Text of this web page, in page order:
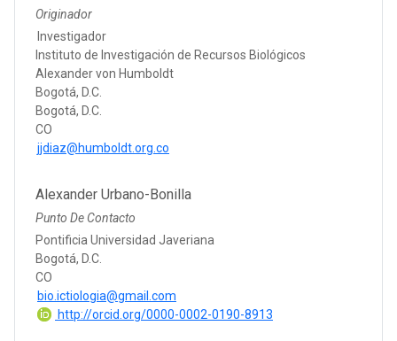
Originador
Investigador
Instituto de Investigación de Recursos Biológicos
Alexander von Humboldt
Bogotá, D.C.
Bogotá, D.C.
CO
jjdiaz@humboldt.org.co
Alexander Urbano-Bonilla
Punto De Contacto
Pontificia Universidad Javeriana
Bogotá, D.C.
CO
bio.ictiologia@gmail.com
http://orcid.org/0000-0002-0190-8913